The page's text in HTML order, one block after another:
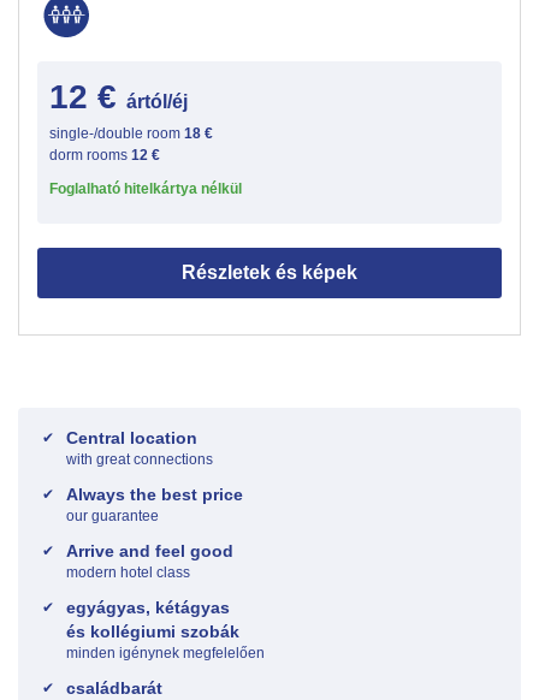
12 € ártól/éj
single-/double room 18 €
dorm rooms 12 €
Foglalható hitelkártya nélkül
Részletek és képek
Central location
with great connections
Always the best price
our guarantee
Arrive and feel good
modern hotel class
egyágyas, kétágyas
és kollégiumi szobák
minden igénynek megfelelően
családbarát